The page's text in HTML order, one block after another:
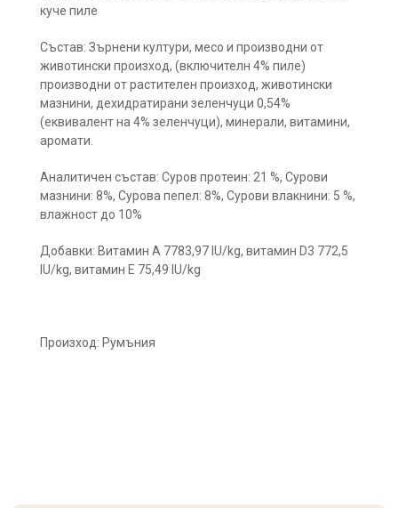
куче пиле
Състав: Зърнени култури, месо и производни от
животински произход, (включителн 4% пиле)
производни от растителен произход, животински
мазнини, дехидратирани зеленчуци 0,54%
(еквивалент на 4% зеленчуци), минерали, витамини,
аромати.
Аналитичен състав: Суров протеин: 21 %, Сурови
мазнини: 8%, Сурова пепел: 8%, Сурови влакнини: 5 %,
влажност до 10%
Добавки: Витамин А 7783,97 IU/kg, витамин D3 772,5
IU/kg, витамин Е 75,49 IU/kg
Произход: Румъния